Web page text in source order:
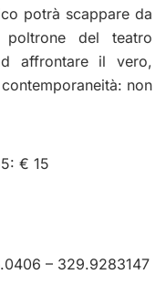
potrà scappare da
poltrone del teatro
affrontare il vero,
non
€ 15
– 329.9283147